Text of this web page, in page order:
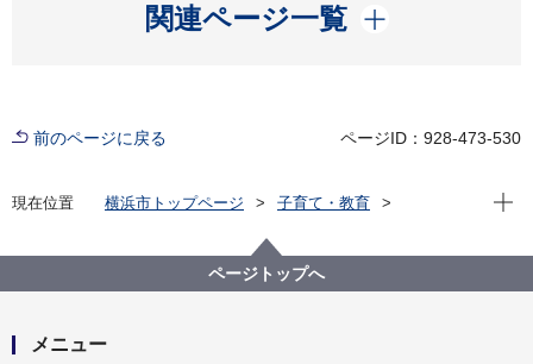
関連ページ一覧
開く
前のページに戻る ページID：928-473-530
現在位置 横浜市トップページ
子育て・教育
児童生徒指導・いじめ防止等の取組
横浜市いじめ問題専門委員会（部会）
横浜市いじめ問題専門委員会令和７年度第10部会
現在
ページトップへ
メニュー